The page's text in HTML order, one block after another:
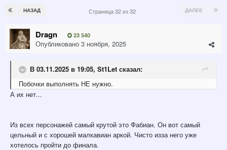
НАЗАД ДАЛЕЕ
Страница 32 из 32
Dragn 23 540
Опубликовано 3 ноября, 2025
В 03.11.2025 в 19:05, St1Let сказал:
Побочки выполнять НЕ нужно.
А их нет...
Из всех персонажей самый крутой это Фабиан. Он вот самый
цельный и с хорошей малкавиан аркой. Чисто изза него уже
хотелось пройти до финала.